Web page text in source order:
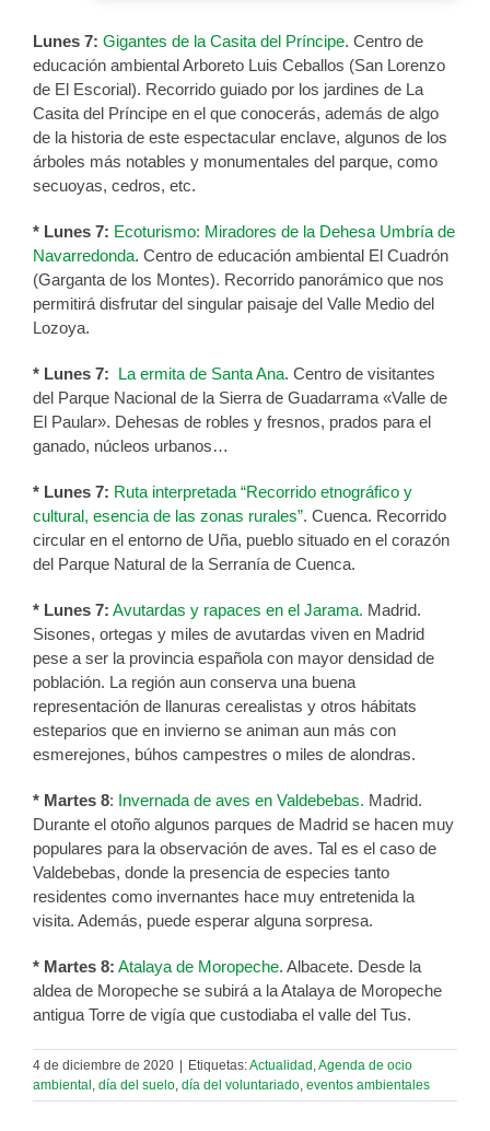
Lunes 7: Gigantes de la Casita del Príncipe. Centro de
educación ambiental Arboreto Luis Ceballos (San Lorenzo
de El Escorial). Recorrido guiado por los jardines de La
Casita del Príncipe en el que conocerás, además de algo
de la historia de este espectacular enclave, algunos de los
árboles más notables y monumentales del parque, como
secuoyas, cedros, etc.
* Lunes 7: Ecoturismo: Miradores de la Dehesa Umbría de
Navarredonda. Centro de educación ambiental El Cuadrón
(Garganta de los Montes). Recorrido panorámico que nos
permitirá disfrutar del singular paisaje del Valle Medio del
Lozoya.
* Lunes 7: La ermita de Santa Ana. Centro de visitantes
del Parque Nacional de la Sierra de Guadarrama «Valle de
El Paular». Dehesas de robles y fresnos, prados para el
ganado, núcleos urbanos…
* Lunes 7: Ruta interpretada “Recorrido etnográfico y
cultural, esencia de las zonas rurales”. Cuenca. Recorrido
circular en el entorno de Uña, pueblo situado en el corazón
del Parque Natural de la Serranía de Cuenca.
* Lunes 7: Avutardas y rapaces en el Jarama. Madrid.
Sisones, ortegas y miles de avutardas viven en Madrid
pese a ser la provincia española con mayor densidad de
población. La región aun conserva una buena
representación de llanuras cerealistas y otros hábitats
esteparios que en invierno se animan aun más con
esmerejones, búhos campestres o miles de alondras.
* Martes 8: Invernada de aves en Valdebebas. Madrid.
Durante el otoño algunos parques de Madrid se hacen muy
populares para la observación de aves. Tal es el caso de
Valdebebas, donde la presencia de especies tanto
residentes como invernantes hace muy entretenida la
visita. Además, puede esperar alguna sorpresa.
* Martes 8: Atalaya de Moropeche. Albacete. Desde la
aldea de Moropeche se subirá a la Atalaya de Moropeche
antigua Torre de vigía que custodiaba el valle del Tus.
4 de diciembre de 2020 Etiquetas:Actualidad ,Agenda de ocio
ambiental , día del suelo, día del voluntariado, eventos ambientales